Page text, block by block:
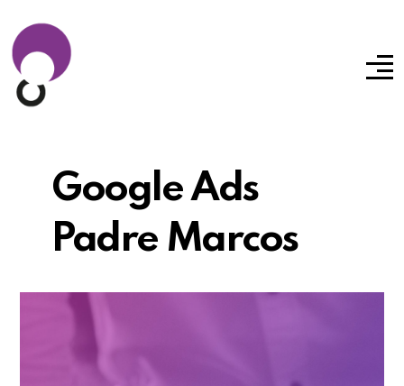
Google Ads
Padre Marcos